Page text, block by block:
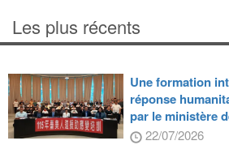
Les plus récents
Une formation
réponse
par le ministère
22/07/2026